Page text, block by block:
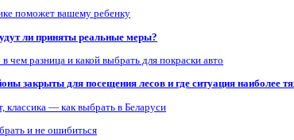
поможет вашему ребенку
ли приняты реальные меры?
чем разница и какой выбрать для покраски авто
закрыты для посещения лесов и где ситуация наиболее
классика — как выбрать в Беларуси
и не ошибиться